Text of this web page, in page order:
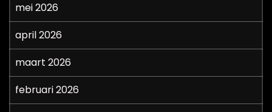
mei 2026
april 2026
maart 2026
februari 2026